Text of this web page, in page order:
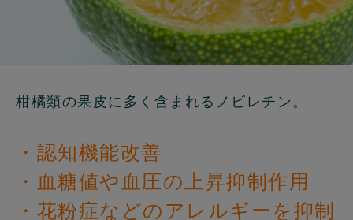
柑橘類の果皮に多く含まれるノビレチン。
・認知機能改善
・血糖値や血圧の上昇抑制作用
・花粉症などのアレルギーを抑制